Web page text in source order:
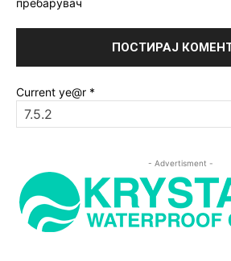
пребарувач
Current ye@r *
- Advertisment -